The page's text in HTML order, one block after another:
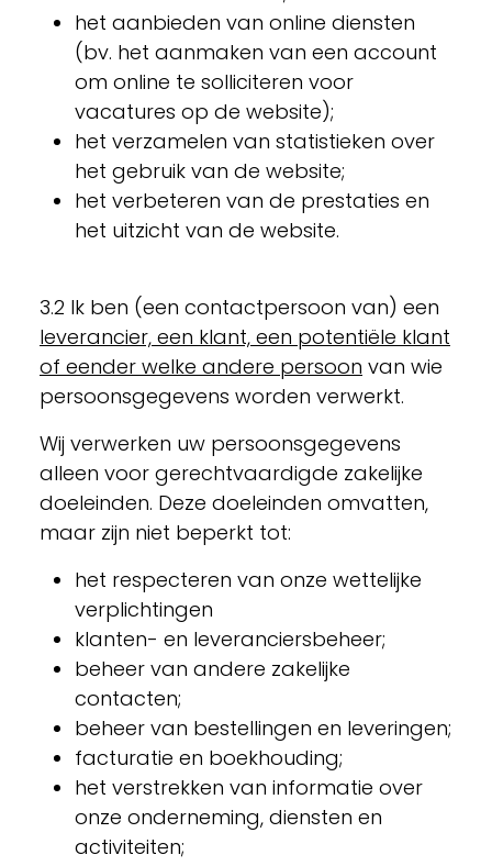
het aanbieden van online diensten
(bv. het aanmaken van een account
om online te solliciteren voor
vacatures op de website);
het verzamelen van statistieken over
het gebruik van de website;
het verbeteren van de prestaties en
het uitzicht van de website.
3.2 Ik ben (een contactpersoon van) een
leverancier, een klant, een potentiële klant
of eender welke andere persoon van wie
persoonsgegevens worden verwerkt.
Wij verwerken uw persoonsgegevens
alleen voor gerechtvaardigde zakelijke
doeleinden. Deze doeleinden omvatten,
maar zijn niet beperkt tot:
het respecteren van onze wettelijke
verplichtingen
klanten- en leveranciersbeheer;
beheer van andere zakelijke
contacten;
beheer van bestellingen en leveringen;
facturatie en boekhouding;
het verstrekken van informatie over
onze onderneming, diensten en
activiteiten;